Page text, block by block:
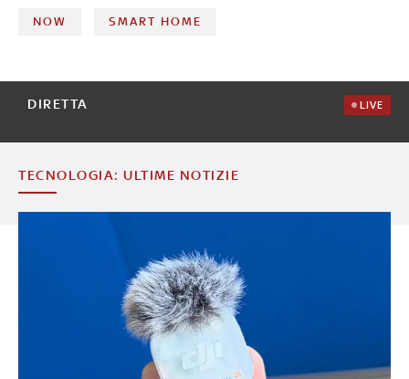
NOW SMART HOME
DIRETTA LIVE
TECNOLOGIA: ULTIME NOTIZIE